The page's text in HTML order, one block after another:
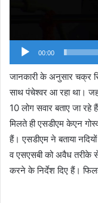
00:00
जानकारी के अनुसार चक्र
साथ पंचेश्वर आ रहा था।
10 लोग सवार बताए जा
मिलते ही एसडीएम केएन
हैं। एसडीएम ने बताया
व एसएसबी को अवैध तरीके
करने के निर्देश दिए हैं।